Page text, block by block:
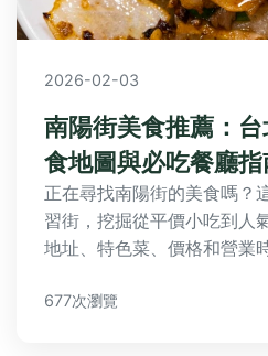
2026-02-03
南陽街美食推薦：
食地圖與必吃餐廳指
正在尋找南陽街的美食嗎？
習街，挖掘從平價小吃到人
地址、特色菜、價格和營業
677次瀏覽